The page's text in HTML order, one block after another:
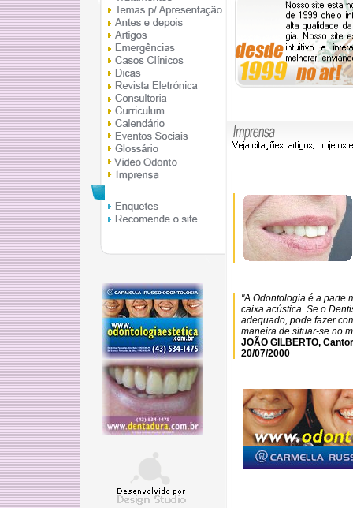
"A Odontologia é a parte
caixa acústica. Se o
adequado, pode fazer
maneira de situar-se no
JOÃO GILBERTO,
20/07/2000